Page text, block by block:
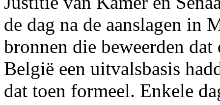
de dag na de aanslagen in
bronnen die beweerden dat
België een uitvalsbasis
dat toen formeel. Enkele